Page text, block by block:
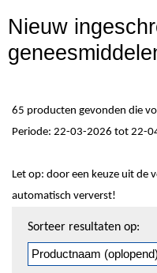
Nieuw
65 producten gevonden die
Periode: 22-03-2026 tot 22-
Let op: door een keuze uit de
automatisch ververst!
pagineren
Sorteer resultaten op: